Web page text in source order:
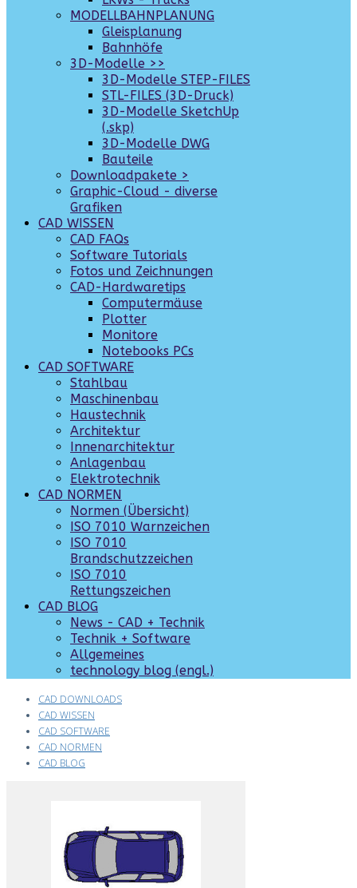
MODELLBAHNPLANUNG
Gleisplanung
Bahnhöfe
3D-Modelle >>
3D-Modelle STEP-FILES
STL-FILES (3D-Druck)
3D-Modelle SketchUp
(.skp)
3D-Modelle DWG
Bauteile
Downloadpakete >
Graphic-Cloud - diverse
Grafiken
CAD WISSEN
CAD FAQs
Software Tutorials
Fotos und Zeichnungen
CAD-Hardwaretips
Computermäuse
Plotter
Monitore
Notebooks PCs
CAD SOFTWARE
Stahlbau
Maschinenbau
Haustechnik
Architektur
Innenarchitektur
Anlagenbau
Elektrotechnik
CAD NORMEN
Normen (Übersicht)
ISO 7010 Warnzeichen
ISO 7010
Brandschutzzeichen
ISO 7010
Rettungszeichen
CAD BLOG
News - CAD + Technik
Technik + Software
Allgemeines
technology blog (engl.)
CAD DOWNLOADS
CAD WISSEN
CAD SOFTWARE
CAD NORMEN
CAD BLOG